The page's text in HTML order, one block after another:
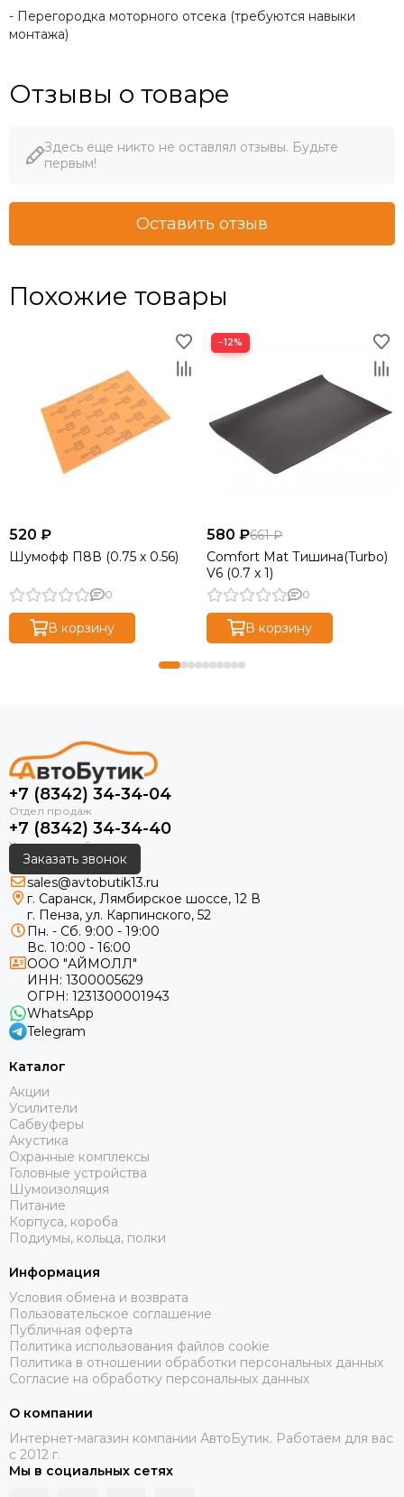
- Перегородка моторного отсека (требуются навыки
монтажа)
Отзывы о товаре
Здесь еще никто не оставлял отзывы. Будьте
первым!
Оставить отзыв
Похожие товары
520 ₽
Шумофф П8В (0.75 х 0.56)
0
В корзину
−12%
580 ₽661 ₽
Comfort Mat Тишина(Turbo)
V6 (0.7 x 1)
0
В корзину
+7 (8342) 34-34-04
+7 (8342) 34-34-40
Заказать звонок
sales@avtobutik13.ru
г. Саранск, Лямбирское шоссе, 12 В
г. Пенза, ул. Карпинского, 52
Пн. - Сб. 9:00 - 19:00
Вс. 10:00 - 16:00
ООО "АЙМОЛЛ"
ИНН: 1300005629
ОГРН: 1231300001943
WhatsApp
Telegram
Каталог
Акции
Усилители
Сабвуферы
Акустика
Охранные комплексы
Головные устройства
Шумоизоляция
Питание
Корпуса, короба
Подиумы, кольца, полки
Информация
Условия обмена и возврата
Пользовательское соглашение
Публичная оферта
Политика использования файлов cookie
Политика в отношении обработки персональных данных
Согласие на обработку персональных данных
О компании
Интернет-магазин компании АвтоБутик. Работаем для вас
с 2012 г.
Мы в социальных сетях